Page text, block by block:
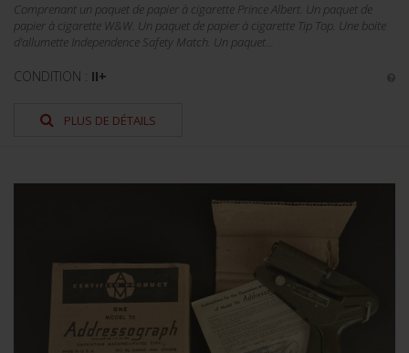
Comprenant un paquet de papier à cigarette Prince Albert. Un paquet de
papier à cigarette W&W. Un paquet de papier à cigarette Tip Top. Une boite
d'allumette Independence Safety Match. Un paquet...
CONDITION : II+
PLUS DE DÉTAILS